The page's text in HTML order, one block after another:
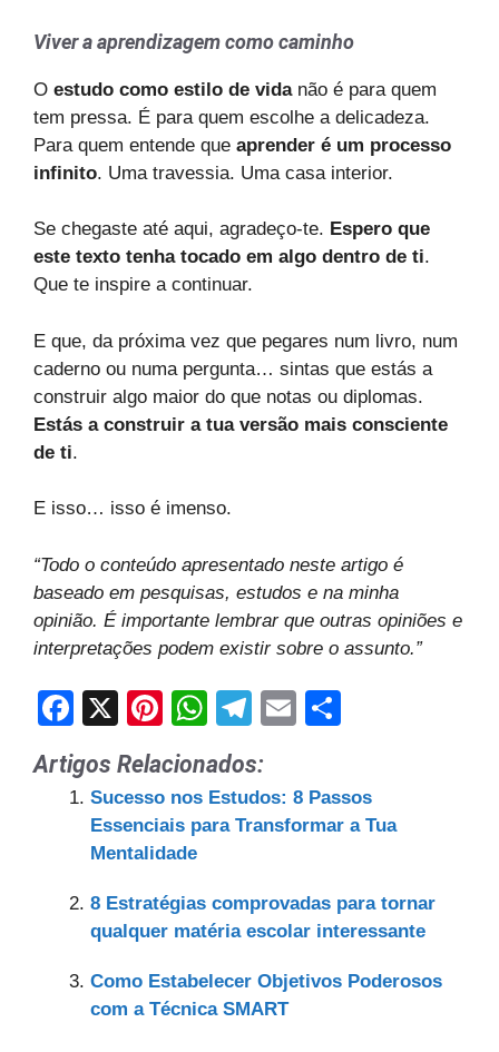
Viver a aprendizagem como caminho
O estudo como estilo de vidanão é para quem
tem pressa. É para quem escolhe a delicadeza.
Para quem entende que aprender é um processo
infinito. Uma travessia. Uma casa interior.
Se chegaste até aqui, agradeço-te. Espero que
este texto tenha tocado em algo dentro de ti.
Que te inspire a continuar.
E que, da próxima vez que pegares num livro, num
caderno ou numa pergunta… sintas que estás a
construir algo maior do que notas ou diplomas.
Estás a construir a tua versão mais consciente
de ti.
E isso… isso é imenso.
“Todo o conteúdo apresentado neste artigo é
baseado em pesquisas, estudos e na minha
opinião. É importante lembrar que outras opiniões e
interpretações podem existir sobre o assunto.”
F
c
e
b
o
o
X
Pi
nt
er
e
st
W
at
s
p
T
e
gr
E
ail
e
Artigos Relacionados:
Sucesso nos Estudos: 8 Passos
Essenciais para Transformar a Tua
Mentalidade
8 Estratégias comprovadas para tornar
qualquer matéria escolar interessante
Como Estabelecer Objetivos Poderosos
com a Técnica SMART